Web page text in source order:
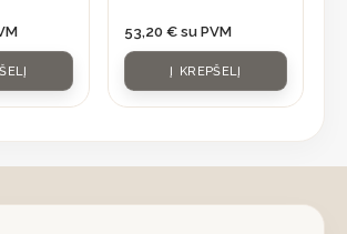
53,20 € su PVM
Į KREPŠELĮ